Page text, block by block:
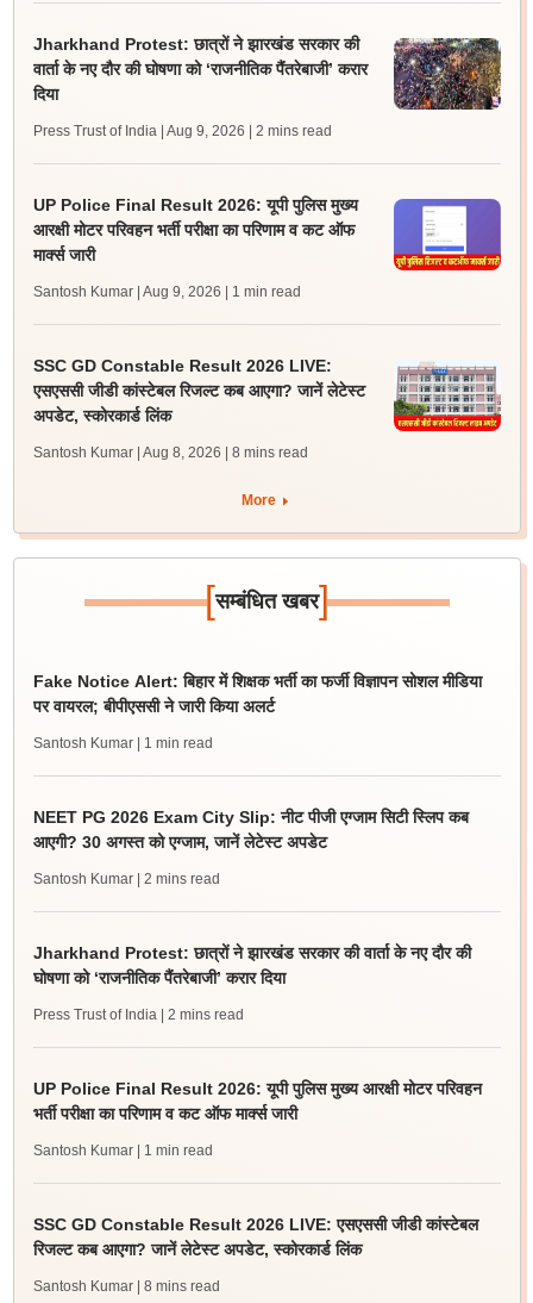
Jharkhand Protest: छात्रों ने झारखंड सरकार की
वार्ता के नए दौर की घोषणा को ‘राजनीतिक पैंतरेबाजी’ करार
दिया
Press Trust of India | Aug 9, 2026 | 2 mins read
UP Police Final Result 2026: यूपी पुलिस मुख्य
आरक्षी मोटर परिवहन भर्ती परीक्षा का परिणाम व कट ऑफ
मार्क्स जारी
Santosh Kumar | Aug 9, 2026 | 1 min read
SSC GD Constable Result 2026 LIVE:
एसएससी जीडी कांस्टेबल रिजल्ट कब आएगा? जानें लेटेस्ट
अपडेट, स्कोरकार्ड लिंक
Santosh Kumar | Aug 8, 2026 | 8 mins read
More
[सम्बंधित खबर]
Fake Notice Alert: बिहार में शिक्षक भर्ती का फर्जी विज्ञापन सोशल मीडिया
पर वायरल; बीपीएससी ने जारी किया अलर्ट
Santosh Kumar | 1 min read
NEET PG 2026 Exam City Slip: नीट पीजी एग्जाम सिटी स्लिप कब
आएगी? 30 अगस्त को एग्जाम, जानें लेटेस्ट अपडेट
Santosh Kumar | 2 mins read
Jharkhand Protest: छात्रों ने झारखंड सरकार की वार्ता के नए दौर की
घोषणा को ‘राजनीतिक पैंतरेबाजी’ करार दिया
Press Trust of India | 2 mins read
UP Police Final Result 2026: यूपी पुलिस मुख्य आरक्षी मोटर परिवहन
भर्ती परीक्षा का परिणाम व कट ऑफ मार्क्स जारी
Santosh Kumar | 1 min read
SSC GD Constable Result 2026 LIVE: एसएससी जीडी कांस्टेबल
रिजल्ट कब आएगा? जानें लेटेस्ट अपडेट, स्कोरकार्ड लिंक
Santosh Kumar | 8 mins read